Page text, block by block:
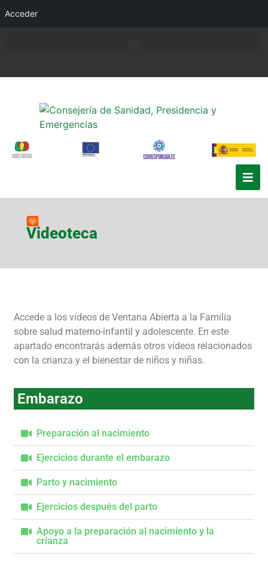
Acceder
Videoteca
Accede a los vídeos de Ventana Abierta a la Familia
sobre salud materno-infantil y adolescente. En este
apartado encontrarás además otros vídeos relacionados
con la crianza y el bienestar de niños y niñas.
Embarazo
Preparación al nacimiento
Ejercicios durante el embarazo
Parto y nacimiento
Ejercicios después del parto
Apoyo a la preparación al nacimiento y la
crianza